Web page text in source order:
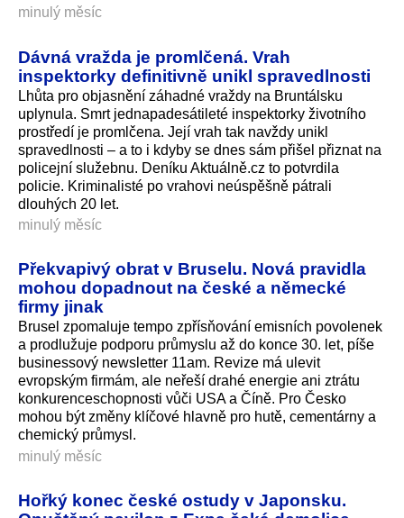
minulý měsíc
Dávná vražda je promlčená. Vrah
inspektorky definitivně unikl spravedlnosti
Lhůta pro objasnění záhadné vraždy na Bruntálsku
uplynula. Smrt jednapadesátileté inspektorky životního
prostředí je promlčena. Její vrah tak navždy unikl
spravedlnosti – a to i kdyby se dnes sám přišel přiznat na
policejní služebnu. Deníku Aktuálně.cz to potvrdila
policie. Kriminalisté po vrahovi neúspěšně pátrali
dlouhých 20 let.
minulý měsíc
Překvapivý obrat v Bruselu. Nová pravidla
mohou dopadnout na české a německé
firmy jinak
Brusel zpomaluje tempo zpřísňování emisních povolenek
a prodlužuje podporu průmyslu až do konce 30. let, píše
businessový newsletter 11am. Revize má ulevit
evropským firmám, ale neřeší drahé energie ani ztrátu
konkurenceschop­nosti vůči USA a Číně. Pro Česko
mohou být změny klíčové hlavně pro hutě, cementárny a
chemický průmysl.
minulý měsíc
Hořký konec české ostudy v Japonsku.